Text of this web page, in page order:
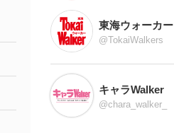
東海ウォーカー
@TokaiWalkers
キャラWalker
@chara_walker_